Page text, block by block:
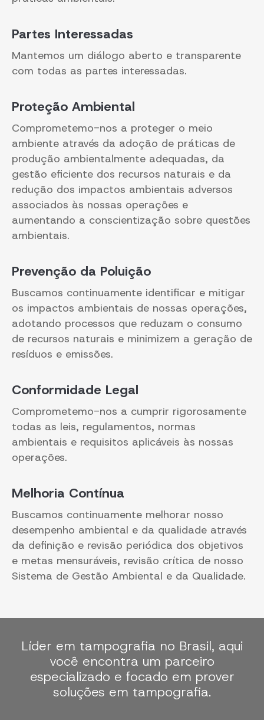
Partes Interessadas
Mantemos um diálogo aberto e transparente
com todas as partes interessadas.
Proteção Ambiental
Comprometemo-nos a proteger o meio
ambiente através da adoção de práticas de
produção ambientalmente adequadas, da
gestão eficiente dos recursos naturais e da
redução dos impactos ambientais adversos
associados às nossas operações e
aumentando a conscientização sobre questões
ambientais.
Prevenção da Poluição
Buscamos continuamente identificar e mitigar
os impactos ambientais de nossas operações,
adotando processos que reduzam o consumo
de recursos naturais e minimizem a geração de
resíduos e emissões.
Conformidade Legal
Comprometemo-nos a cumprir rigorosamente
todas as leis, regulamentos, normas
ambientais e requisitos aplicáveis às nossas
operações.
Melhoria Contínua
Buscamos continuamente melhorar nosso
desempenho ambiental e da qualidade através
da definição e revisão periódica dos objetivos
e metas mensuráveis, revisão crítica de nosso
Sistema de Gestão Ambiental e da Qualidade.
Líder em tampografia no Brasil, aqui
você encontra um parceiro
especializado e focado em prover
soluções em tampografia.